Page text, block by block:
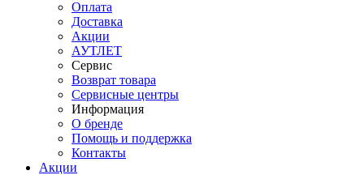
Оплата
Доставка
Акции
АУТЛЕТ
Сервис
Возврат товара
Сервисные центры
Информация
О бренде
Помощь и поддержка
Контакты
Акции